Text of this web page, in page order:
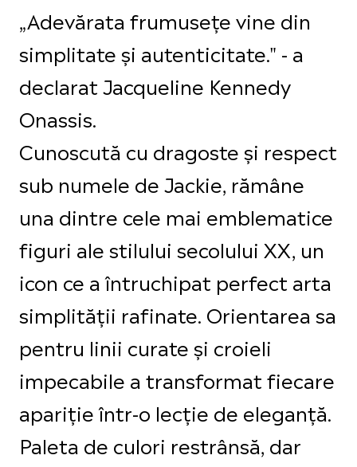
„Adevărata frumusețe vine din
simplitate și autenticitate." - a
declarat Jacqueline Kennedy
Onassis.
Cunoscută cu dragoste și respect
sub numele de Jackie, rămâne
una dintre cele mai emblematice
figuri ale stilului secolului XX, un
icon ce a întruchipat perfect arta
simplității rafinate. Orientarea sa
pentru linii curate și croieli
impecabile a transformat fiecare
apariție într-o lecție de eleganță.
Paleta de culori restrânsă, dar